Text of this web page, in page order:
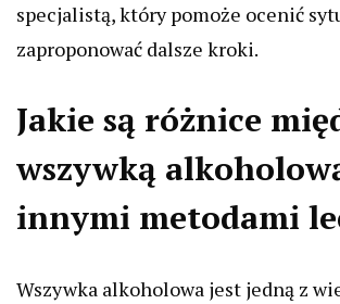
specjalistą, który pomoże ocenić
zaproponować dalsze kroki.
Jakie są różnice
wszywką
innymi metodami
Wszywka alkoholowa jest jedną z